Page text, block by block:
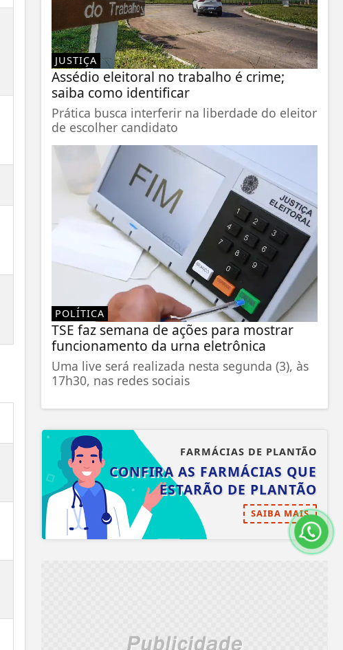
JUSTIÇA
Assédio eleitoral no trabalho é crime;
saiba como identificar
Prática busca interferir na liberdade do eleitor
de escolher candidato
POLÍTICA
TSE faz semana de ações para mostrar
funcionamento da urna eletrônica
Uma live será realizada nesta segunda (3), às
17h30, nas redes sociais
FARMÁCIAS DE PLANTÃO
CONFIRA AS FARMÁCIAS QUE
ESTARÃO DE PLANTÃO
SAIBA MAIS